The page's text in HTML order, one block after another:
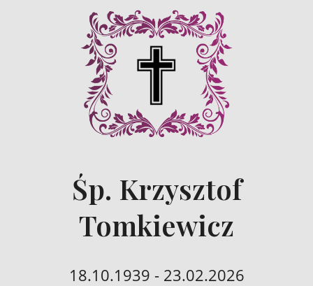
Śp. Krzysztof
Tomkiewicz
18.10.1939 - 23.02.2026